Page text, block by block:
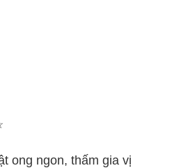
ong ngon, thấm gia vị